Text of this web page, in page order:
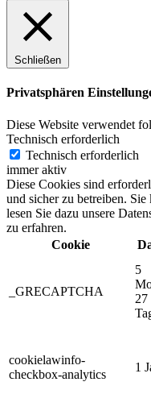
Schließen
Privatsphären
Diese Website verwendet
Technisch erforderlich
Technisch erforderlich
immer aktiv
Diese Cookies sind
und sicher zu betreiben.
lesen Sie dazu unsere
zu erfahren.
Cookie
_GRECAPTCHA
5
27
cookielawinfo-
checkbox-analytics
1